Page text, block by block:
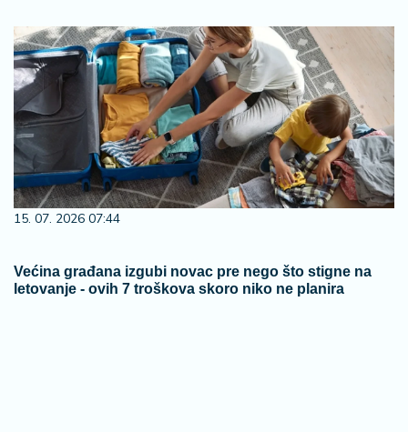
15. 07. 2026 07:44
Većina građana izgubi novac pre nego što stigne na
letovanje - ovih 7 troškova skoro niko ne planira